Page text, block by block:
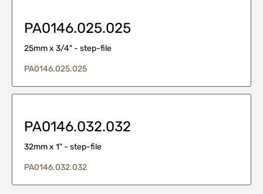
PA0146.025.025
25mm x 3/4" - step-file
PA0146.025.025
PA0146.032.032
32mm x 1" - step-file
PA0146.032.032